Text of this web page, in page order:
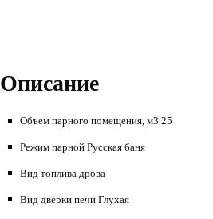
Описание
Объем парного помещения, м3 25
Режим парной Русская баня
Вид топлива дрова
Вид дверки печи Глухая